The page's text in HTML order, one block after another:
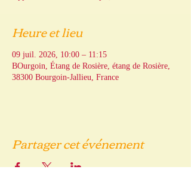
Heure et lieu
09 juil. 2026, 10:00 – 11:15
BOurgoin, Étang de Rosière, étang de Rosière,
38300 Bourgoin-Jallieu, France
Partager cet événement